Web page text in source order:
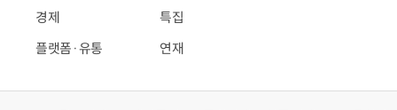
경제
플랫폼·유통
특집
연재